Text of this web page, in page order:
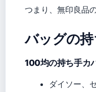
つまり、無印良品
バッグの
100均の持ち手カ
ダイソー、